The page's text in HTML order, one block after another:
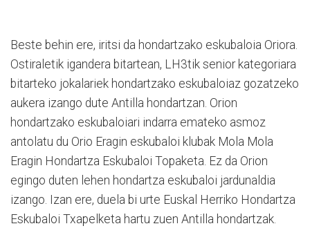
Beste behin ere, iritsi da hondartzako eskubaloia Oriora.
Ostiraletik igandera bitartean, LH3tik senior kategoriara
bitarteko jokalariek hondartzako eskubaloiaz gozatzeko
aukera izango dute Antilla hondartzan. Orion
hondartzako eskubaloiari indarra emateko asmoz
antolatu du Orio Eragin eskubaloi klubak Mola Mola
Eragin Hondartza Eskubaloi Topaketa. Ez da Orion
egingo duten lehen hondartza eskubaloi jardunaldia
izango. Izan ere, duela bi urte Euskal Herriko Hondartza
Eskubaloi Txapelketa hartu zuen Antilla hondartzak.